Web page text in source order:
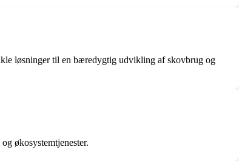
løsninger til en bæredygtig udvikling af skovbrug og
økosystemtjenester.